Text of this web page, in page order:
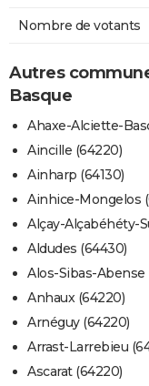
Nombre de votants
Autres
Basque
Ahaxe-Alciette-
Aincille (64220)
Ainharp (64130)
Ainhice-Mongelos
Alçay-Alçabéhéty-
Aldudes (64430)
Alos-Sibas-Abense
Anhaux (64220)
Arnéguy (64220)
Arrast-Larrebieu
Ascarat (64220)